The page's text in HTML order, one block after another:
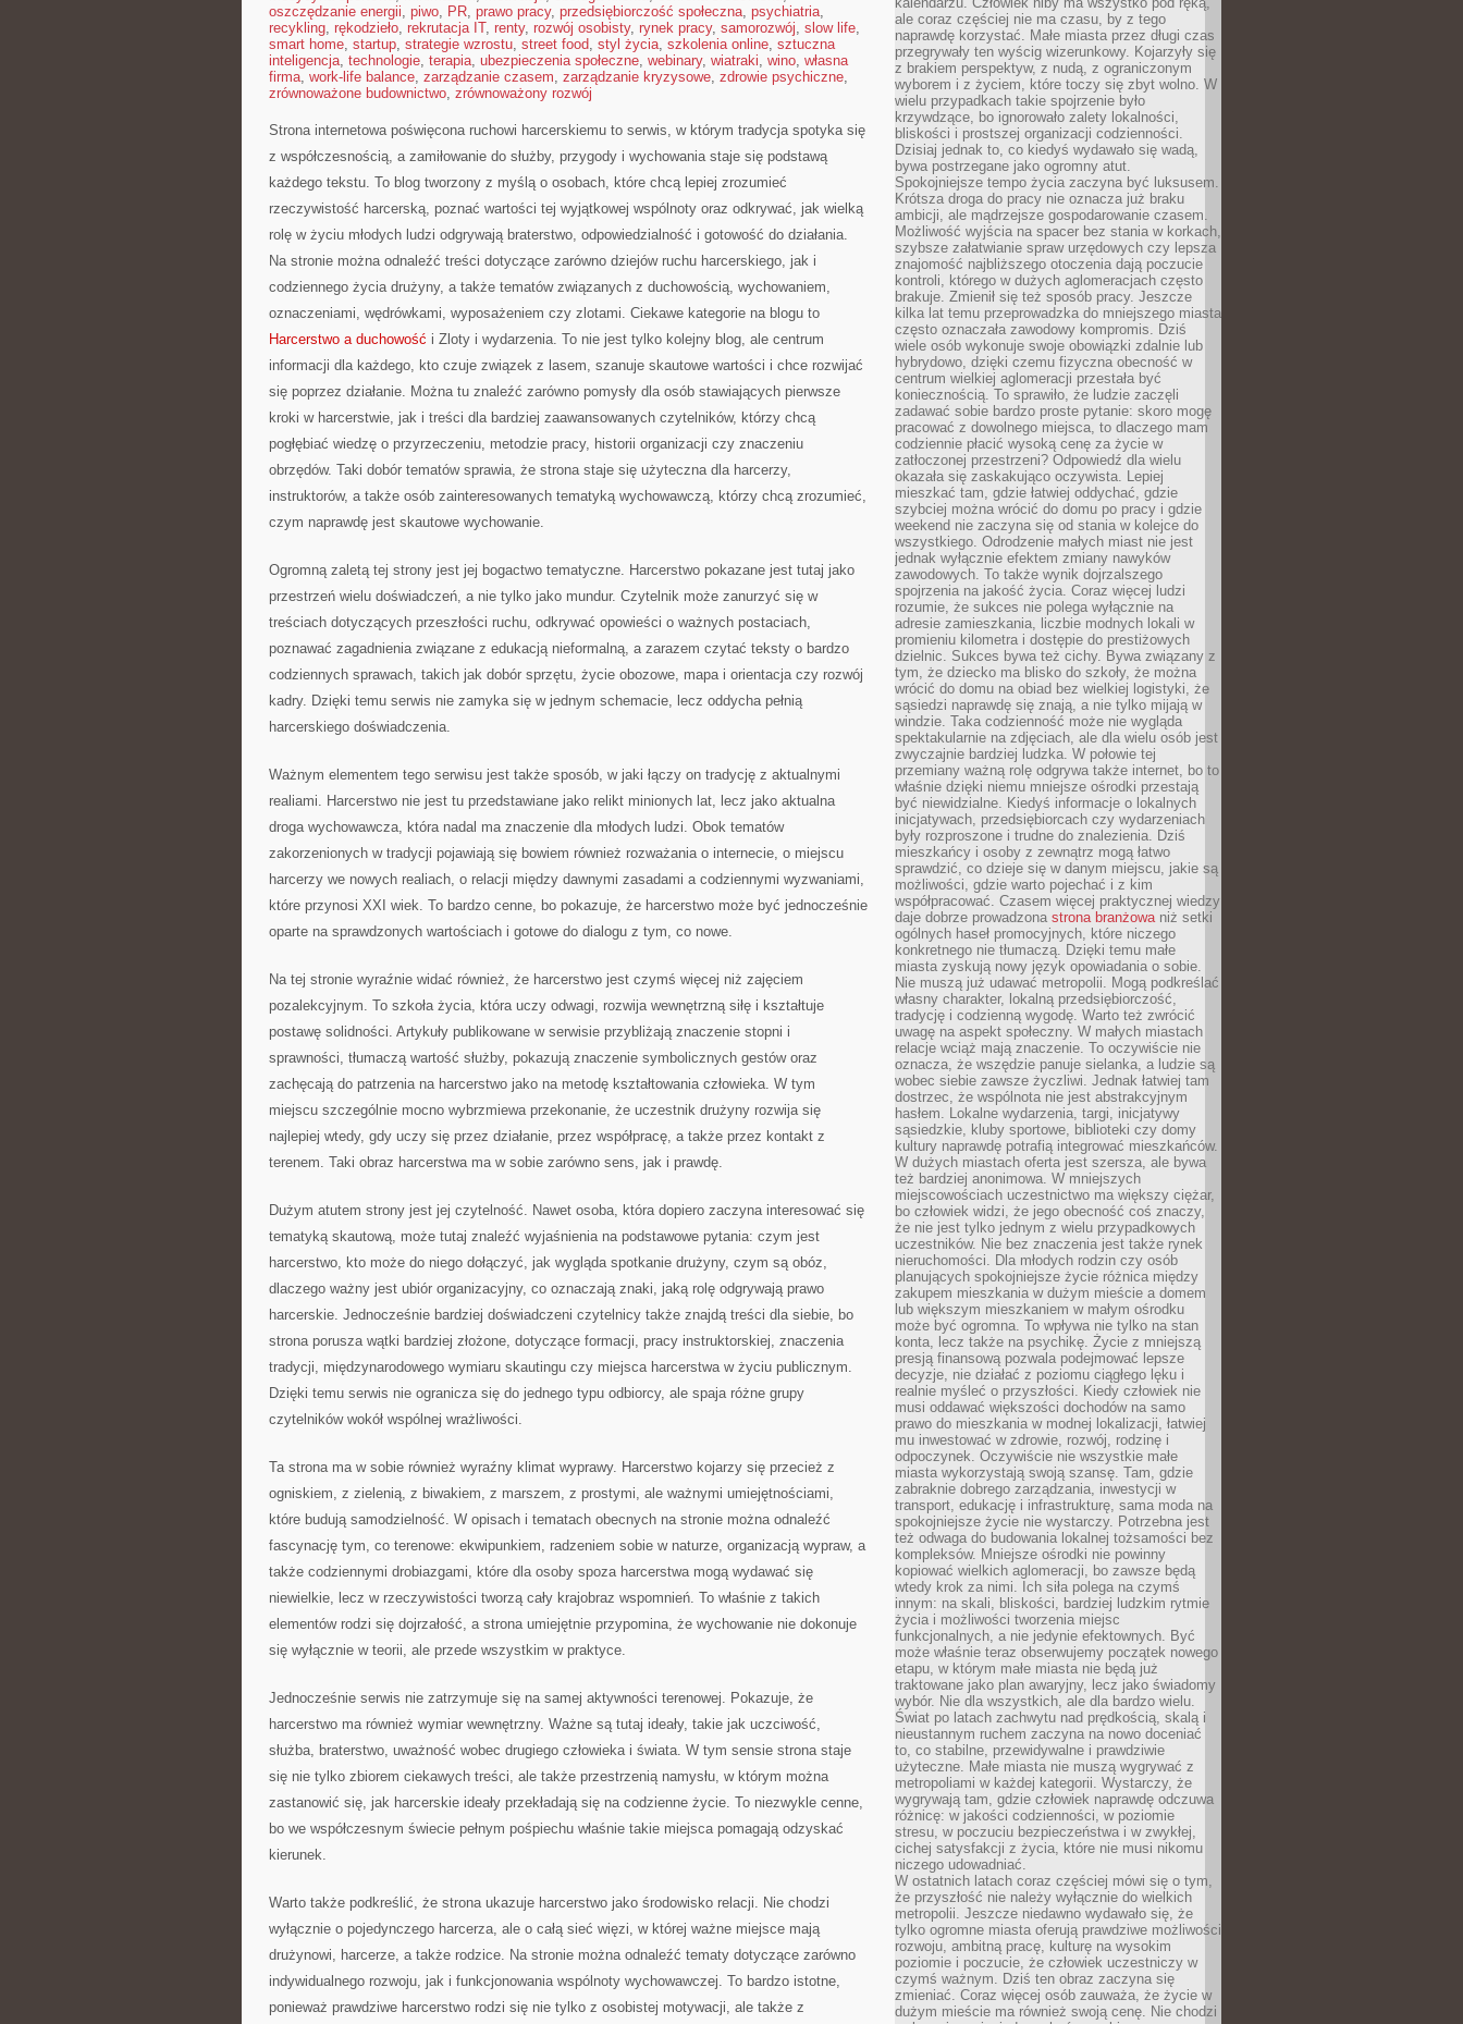
oszczędzanie energii, piwo, PR, prawo pracy, przedsiębiorczość społeczna, psychiatria,
recykling, rękodzieło, rekrutacja IT, renty, rozwój osobisty, rynek pracy, samorozwój, slow life,
smart home, startup, strategie wzrostu, street food, styl życia, szkolenia online, sztuczna
inteligencja, technologie, terapia, ubezpieczenia społeczne, webinary, wiatraki, wino, własna
firma, work-life balance, zarządzanie czasem, zarządzanie kryzysowe, zdrowie psychiczne,
zrównoważone budownictwo, zrównoważony rozwój
Strona internetowa poświęcona ruchowi harcerskiemu to serwis, w którym tradycja spotyka się
z współczesnością, a zamiłowanie do służby, przygody i wychowania staje się podstawą
każdego tekstu. To blog tworzony z myślą o osobach, które chcą lepiej zrozumieć
rzeczywistość harcerską, poznać wartości tej wyjątkowej wspólnoty oraz odkrywać, jak wielką
rolę w życiu młodych ludzi odgrywają braterstwo, odpowiedzialność i gotowość do działania.
Na stronie można odnaleźć treści dotyczące zarówno dziejów ruchu harcerskiego, jak i
codziennego życia drużyny, a także tematów związanych z duchowością, wychowaniem,
oznaczeniami, wędrówkami, wyposażeniem czy zlotami. Ciekawe kategorie na blogu to
Harcerstwo a duchowość i Zloty i wydarzenia. To nie jest tylko kolejny blog, ale centrum
informacji dla każdego, kto czuje związek z lasem, szanuje skautowe wartości i chce rozwijać
się poprzez działanie. Można tu znaleźć zarówno pomysły dla osób stawiających pierwsze
kroki w harcerstwie, jak i treści dla bardziej zaawansowanych czytelników, którzy chcą
pogłębiać wiedzę o przyrzeczeniu, metodzie pracy, historii organizacji czy znaczeniu
obrzędów. Taki dobór tematów sprawia, że strona staje się użyteczna dla harcerzy,
instruktorów, a także osób zainteresowanych tematyką wychowawczą, którzy chcą zrozumieć,
czym naprawdę jest skautowe wychowanie.
Ogromną zaletą tej strony jest jej bogactwo tematyczne. Harcerstwo pokazane jest tutaj jako
przestrzeń wielu doświadczeń, a nie tylko jako mundur. Czytelnik może zanurzyć się w
treściach dotyczących przeszłości ruchu, odkrywać opowieści o ważnych postaciach,
poznawać zagadnienia związane z edukacją nieformalną, a zarazem czytać teksty o bardzo
codziennych sprawach, takich jak dobór sprzętu, życie obozowe, mapa i orientacja czy rozwój
kadry. Dzięki temu serwis nie zamyka się w jednym schemacie, lecz oddycha pełnią
harcerskiego doświadczenia.
Ważnym elementem tego serwisu jest także sposób, w jaki łączy on tradycję z aktualnymi
realiami. Harcerstwo nie jest tu przedstawiane jako relikt minionych lat, lecz jako aktualna
droga wychowawcza, która nadal ma znaczenie dla młodych ludzi. Obok tematów
zakorzenionych w tradycji pojawiają się bowiem również rozważania o internecie, o miejscu
harcerzy we nowych realiach, o relacji między dawnymi zasadami a codziennymi wyzwaniami,
które przynosi XXI wiek. To bardzo cenne, bo pokazuje, że harcerstwo może być jednocześnie
oparte na sprawdzonych wartościach i gotowe do dialogu z tym, co nowe.
Na tej stronie wyraźnie widać również, że harcerstwo jest czymś więcej niż zajęciem
pozalekcyjnym. To szkoła życia, która uczy odwagi, rozwija wewnętrzną siłę i kształtuje
postawę solidności. Artykuły publikowane w serwisie przybliżają znaczenie stopni i
sprawności, tłumaczą wartość służby, pokazują znaczenie symbolicznych gestów oraz
zachęcają do patrzenia na harcerstwo jako na metodę kształtowania człowieka. W tym
miejscu szczególnie mocno wybrzmiewa przekonanie, że uczestnik drużyny rozwija się
najlepiej wtedy, gdy uczy się przez działanie, przez współpracę, a także przez kontakt z
terenem. Taki obraz harcerstwa ma w sobie zarówno sens, jak i prawdę.
Dużym atutem strony jest jej czytelność. Nawet osoba, która dopiero zaczyna interesować się
tematyką skautową, może tutaj znaleźć wyjaśnienia na podstawowe pytania: czym jest
harcerstwo, kto może do niego dołączyć, jak wygląda spotkanie drużyny, czym są obóz,
dlaczego ważny jest ubiór organizacyjny, co oznaczają znaki, jaką rolę odgrywają prawo
harcerskie. Jednocześnie bardziej doświadczeni czytelnicy także znajdą treści dla siebie, bo
strona porusza wątki bardziej złożone, dotyczące formacji, pracy instruktorskiej, znaczenia
tradycji, międzynarodowego wymiaru skautingu czy miejsca harcerstwa w życiu publicznym.
Dzięki temu serwis nie ogranicza się do jednego typu odbiorcy, ale spaja różne grupy
czytelników wokół wspólnej wrażliwości.
Ta strona ma w sobie również wyraźny klimat wyprawy. Harcerstwo kojarzy się przecież z
ogniskiem, z zielenią, z biwakiem, z marszem, z prostymi, ale ważnymi umiejętnościami,
które budują samodzielność. W opisach i tematach obecnych na stronie można odnaleźć
fascynację tym, co terenowe: ekwipunkiem, radzeniem sobie w naturze, organizacją wypraw, a
także codziennymi drobiazgami, które dla osoby spoza harcerstwa mogą wydawać się
niewielkie, lecz w rzeczywistości tworzą cały krajobraz wspomnień. To właśnie z takich
elementów rodzi się dojrzałość, a strona umiejętnie przypomina, że wychowanie nie dokonuje
się wyłącznie w teorii, ale przede wszystkim w praktyce.
Jednocześnie serwis nie zatrzymuje się na samej aktywności terenowej. Pokazuje, że
harcerstwo ma również wymiar wewnętrzny. Ważne są tutaj ideały, takie jak uczciwość,
służba, braterstwo, uważność wobec drugiego człowieka i świata. W tym sensie strona staje
się nie tylko zbiorem ciekawych treści, ale także przestrzenią namysłu, w którym można
zastanowić się, jak harcerskie ideały przekładają się na codzienne życie. To niezwykle cenne,
bo we współczesnym świecie pełnym pośpiechu właśnie takie miejsca pomagają odzyskać
kierunek.
Warto także podkreślić, że strona ukazuje harcerstwo jako środowisko relacji. Nie chodzi
wyłącznie o pojedynczego harcerza, ale o całą sieć więzi, w której ważne miejsce mają
drużynowi, harcerze, a także rodzice. Na stronie można odnaleźć tematy dotyczące zarówno
indywidualnego rozwoju, jak i funkcjonowania wspólnoty wychowawczej. To bardzo istotne,
ponieważ prawdziwe harcerstwo rodzi się nie tylko z osobistej motywacji, ale także z
ale coraz częściej nie ma czasu, by z tego
naprawdę korzystać. Małe miasta przez długi czas
przegrywały ten wyścig wizerunkowy. Kojarzyły się
z brakiem perspektyw, z nudą, z ograniczonym
wyborem i z życiem, które toczy się zbyt wolno. W
wielu przypadkach takie spojrzenie było
krzywdzące, bo ignorowało zalety lokalności,
bliskości i prostszej organizacji codzienności.
Dzisiaj jednak to, co kiedyś wydawało się wadą,
bywa postrzegane jako ogromny atut.
Spokojniejsze tempo życia zaczyna być luksusem.
Krótsza droga do pracy nie oznacza już braku
ambicji, ale mądrzejsze gospodarowanie czasem.
Możliwość wyjścia na spacer bez stania w korkach,
szybsze załatwianie spraw urzędowych czy lepsza
znajomość najbliższego otoczenia dają poczucie
kontroli, którego w dużych aglomeracjach często
brakuje. Zmienił się też sposób pracy. Jeszcze
kilka lat temu przeprowadzka do mniejszego miasta
często oznaczała zawodowy kompromis. Dziś
wiele osób wykonuje swoje obowiązki zdalnie lub
hybrydowo, dzięki czemu fizyczna obecność w
centrum wielkiej aglomeracji przestała być
koniecznością. To sprawiło, że ludzie zaczęli
zadawać sobie bardzo proste pytanie: skoro mogę
pracować z dowolnego miejsca, to dlaczego mam
codziennie płacić wysoką cenę za życie w
zatłoczonej przestrzeni? Odpowiedź dla wielu
okazała się zaskakująco oczywista. Lepiej
mieszkać tam, gdzie łatwiej oddychać, gdzie
szybciej można wrócić do domu po pracy i gdzie
weekend nie zaczyna się od stania w kolejce do
wszystkiego. Odrodzenie małych miast nie jest
jednak wyłącznie efektem zmiany nawyków
zawodowych. To także wynik dojrzalszego
spojrzenia na jakość życia. Coraz więcej ludzi
rozumie, że sukces nie polega wyłącznie na
adresie zamieszkania, liczbie modnych lokali w
promieniu kilometra i dostępie do prestiżowych
dzielnic. Sukces bywa też cichy. Bywa związany z
tym, że dziecko ma blisko do szkoły, że można
wrócić do domu na obiad bez wielkiej logistyki, że
sąsiedzi naprawdę się znają, a nie tylko mijają w
windzie. Taka codzienność może nie wygląda
spektakularnie na zdjęciach, ale dla wielu osób jest
zwyczajnie bardziej ludzka. W połowie tej
przemiany ważną rolę odgrywa także internet, bo to
właśnie dzięki niemu mniejsze ośrodki przestają
być niewidzialne. Kiedyś informacje o lokalnych
inicjatywach, przedsiębiorcach czy wydarzeniach
były rozproszone i trudne do znalezienia. Dziś
mieszkańcy i osoby z zewnątrz mogą łatwo
sprawdzić, co dzieje się w danym miejscu, jakie są
możliwości, gdzie warto pojechać i z kim
współpracować. Czasem więcej praktycznej wiedzy
daje dobrze prowadzona strona branżowaniż setki
ogólnych haseł promocyjnych, które niczego
konkretnego nie tłumaczą. Dzięki temu małe
miasta zyskują nowy język opowiadania o sobie.
Nie muszą już udawać metropolii. Mogą podkreślać
własny charakter, lokalną przedsiębiorczość,
tradycję i codzienną wygodę. Warto też zwrócić
uwagę na aspekt społeczny. W małych miastach
relacje wciąż mają znaczenie. To oczywiście nie
oznacza, że wszędzie panuje sielanka, a ludzie są
wobec siebie zawsze życzliwi. Jednak łatwiej tam
dostrzec, że wspólnota nie jest abstrakcyjnym
hasłem. Lokalne wydarzenia, targi, inicjatywy
sąsiedzkie, kluby sportowe, biblioteki czy domy
kultury naprawdę potrafią integrować mieszkańców.
W dużych miastach oferta jest szersza, ale bywa
też bardziej anonimowa. W mniejszych
miejscowościach uczestnictwo ma większy ciężar,
bo człowiek widzi, że jego obecność coś znaczy,
że nie jest tylko jednym z wielu przypadkowych
uczestników. Nie bez znaczenia jest także rynek
nieruchomości. Dla młodych rodzin czy osób
planujących spokojniejsze życie różnica między
zakupem mieszkania w dużym mieście a domem
lub większym mieszkaniem w małym ośrodku
może być ogromna. To wpływa nie tylko na stan
konta, lecz także na psychikę. Życie z mniejszą
presją finansową pozwala podejmować lepsze
decyzje, nie działać z poziomu ciągłego lęku i
realnie myśleć o przyszłości. Kiedy człowiek nie
musi oddawać większości dochodów na samo
prawo do mieszkania w modnej lokalizacji, łatwiej
mu inwestować w zdrowie, rozwój, rodzinę i
odpoczynek. Oczywiście nie wszystkie małe
miasta wykorzystają swoją szansę. Tam, gdzie
zabraknie dobrego zarządzania, inwestycji w
transport, edukację i infrastrukturę, sama moda na
spokojniejsze życie nie wystarczy. Potrzebna jest
też odwaga do budowania lokalnej tożsamości bez
kompleksów. Mniejsze ośrodki nie powinny
kopiować wielkich aglomeracji, bo zawsze będą
wtedy krok za nimi. Ich siła polega na czymś
innym: na skali, bliskości, bardziej ludzkim rytmie
życia i możliwości tworzenia miejsc
funkcjonalnych, a nie jedynie efektownych. Być
może właśnie teraz obserwujemy początek nowego
etapu, w którym małe miasta nie będą już
traktowane jako plan awaryjny, lecz jako świadomy
wybór. Nie dla wszystkich, ale dla bardzo wielu.
Świat po latach zachwytu nad prędkością, skalą i
nieustannym ruchem zaczyna na nowo doceniać
to, co stabilne, przewidywalne i prawdziwie
użyteczne. Małe miasta nie muszą wygrywać z
metropoliami w każdej kategorii. Wystarczy, że
wygrywają tam, gdzie człowiek naprawdę odczuwa
różnicę: w jakości codzienności, w poziomie
stresu, w poczuciu bezpieczeństwa i w zwykłej,
cichej satysfakcji z życia, które nie musi nikomu
niczego udowadniać.
W ostatnich latach coraz częściej mówi się o tym,
że przyszłość nie należy wyłącznie do wielkich
metropolii. Jeszcze niedawno wydawało się, że
tylko ogromne miasta oferują prawdziwe możliwości
rozwoju, ambitną pracę, kulturę na wysokim
poziomie i poczucie, że człowiek uczestniczy w
czymś ważnym. Dziś ten obraz zaczyna się
zmieniać. Coraz więcej osób zauważa, że życie w
dużym mieście ma również swoją cenę. Nie chodzi